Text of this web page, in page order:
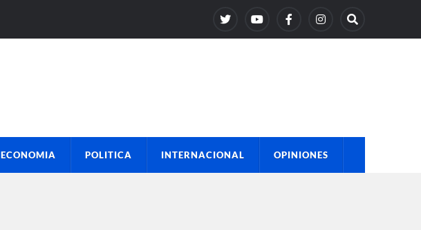
ECONOMIA POLITICA INTERNACIONAL OPINIONES